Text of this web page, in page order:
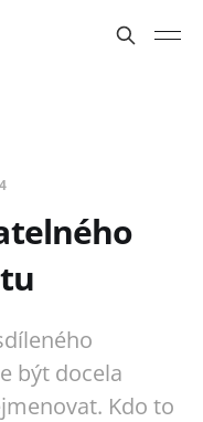
být docela
Kdo to